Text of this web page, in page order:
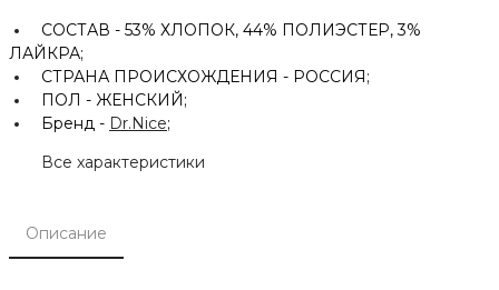
СОСТАВ - 53% ХЛОПОК, 44% ПОЛИЭСТЕР, 3%
ЛАЙКРА;
СТРАНА ПРОИСХОЖДЕНИЯ - РОССИЯ;
ПОЛ - ЖЕНСКИЙ;
Бренд - Dr.Nice;
Все характеристики
Описание